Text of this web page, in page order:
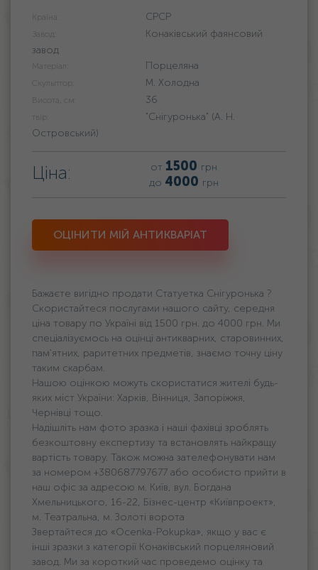
Країна: СРСР
Завод:
Конаківський фаянсовий
завод
Матеріал: Порцеляна
Скульптор: М. Холодна
Висота, см: 36
твір:
"Снігуронька" (А. Н.
Островський)
Ціна: от 1500 грн
до 4000 грн
ОЦІНИТИ МІЙ АНТИКВАРІАТ
Бажаєте вигідно продати Статуетка Снігуронька ?
Скористайтеся послугами нашого сайту, середня
ціна товару по Україні від 1500 грн. дo 4000 грн. Ми
спеціалізуємось на оцінці антикварних, старовинних,
пам'ятних, раритетних предметів, знаємо точну ціну
таким скарбам.
Нашою оцінкою можуть скористатися жителі будь-
яких міст України: Харків, Вінниця, Запоріжжя,
Чернівці тощо.
Надішліть нам фото зразка і наші фахівці зроблять
безкоштовну експертизу та встановлять найкращу
вартість товару. Також можна зателефонувати нам
за номером +380687797677 або особисто прийти в
наш офіс за адресою м. Київ, вул. Богдана
Хмельницького, 16-22, Бізнес-центр «Київпроект»,
м. Театральна, м. Золоті ворота
Звертайтеся до «Ocenka-Pokupka», якщо у вас є
інші зразки з категорії Конаківський порцеляновий
завод. Ми за короткий час проведемо оцінку та